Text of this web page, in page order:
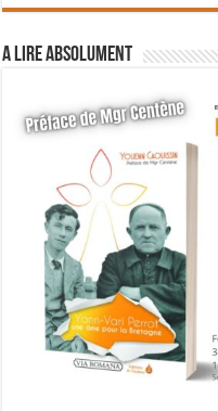
A lire absolument